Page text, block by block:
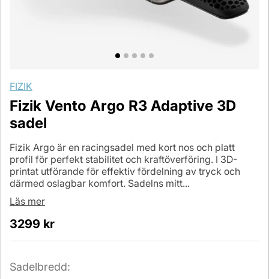
FIZIK
Fizik Vento Argo R3 Adaptive 3D
sadel
Fizik Argo är en racingsadel med kort nos och platt
profil för perfekt stabilitet och kraftöverföring. I 3D-
printat utförande för effektiv fördelning av tryck och
därmed oslagbar komfort. Sadelns mitt...
Läs mer
3299 kr
Sadelbredd: